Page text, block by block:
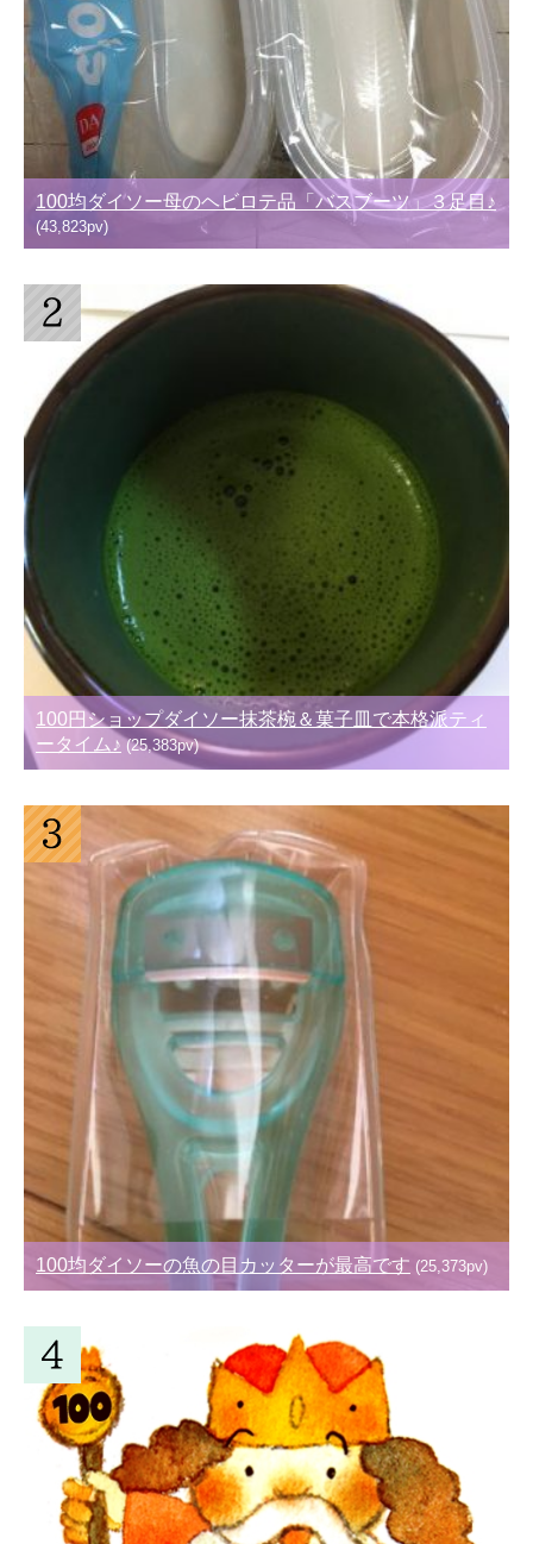
100均ダイソー母のヘビロテ品「バスブーツ」３足目♪
(43,823pv)
100円ショップダイソー抹茶椀＆菓子皿で本格派ティ
ータイム♪ (25,383pv)
100均ダイソーの魚の目カッターが最高です (25,373pv)